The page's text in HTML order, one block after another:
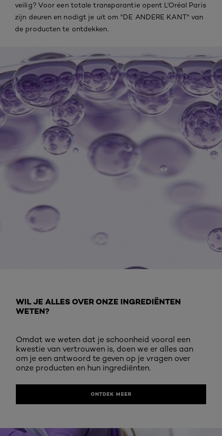
veilig? Voor een totale transparantie opent L'Oréal Paris
zijn deuren en nodigt je uit om "DE ANDERE KANT" van
de producten te ontdekken.
WIL JE ALLES OVER ONZE INGREDIËNTEN
WETEN?
Omdat we weten dat je schoonheid vooral een
kwestie van vertrouwen is, doen we er alles aan
om je een antwoord te geven op je vragen over
onze producten en hun ingrediënten.
ONTDEK MEER